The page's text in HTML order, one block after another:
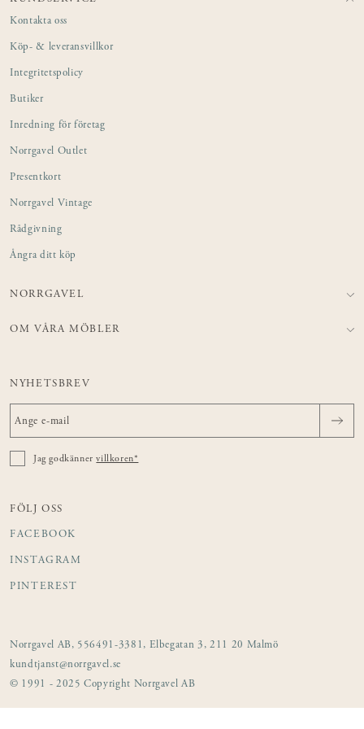
Kontakta oss
Köp- & leveransvillkor
Integritetspolicy
Butiker
Inredning för företag
Norrgavel Outlet
Presentkort
Norrgavel Vintage
Rådgivning
Ångra ditt köp
NORRGAVEL
OM VÅRA MÖBLER
NYHETSBREV
Jag godkännervillkoren*
FÖLJ OSS
FACEBOOK
INSTAGRAM
PINTEREST
Norrgavel AB, 556491-3381, Elbegatan 3, 211 20 Malmö
kundtjanst@norrgavel.se
© 1991 - 2025 Copyright Norrgavel AB